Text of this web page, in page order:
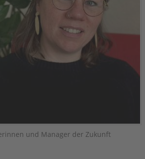
und Manager der Zukunft